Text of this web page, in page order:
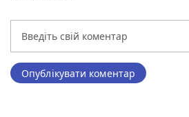
Опублікувати коментар